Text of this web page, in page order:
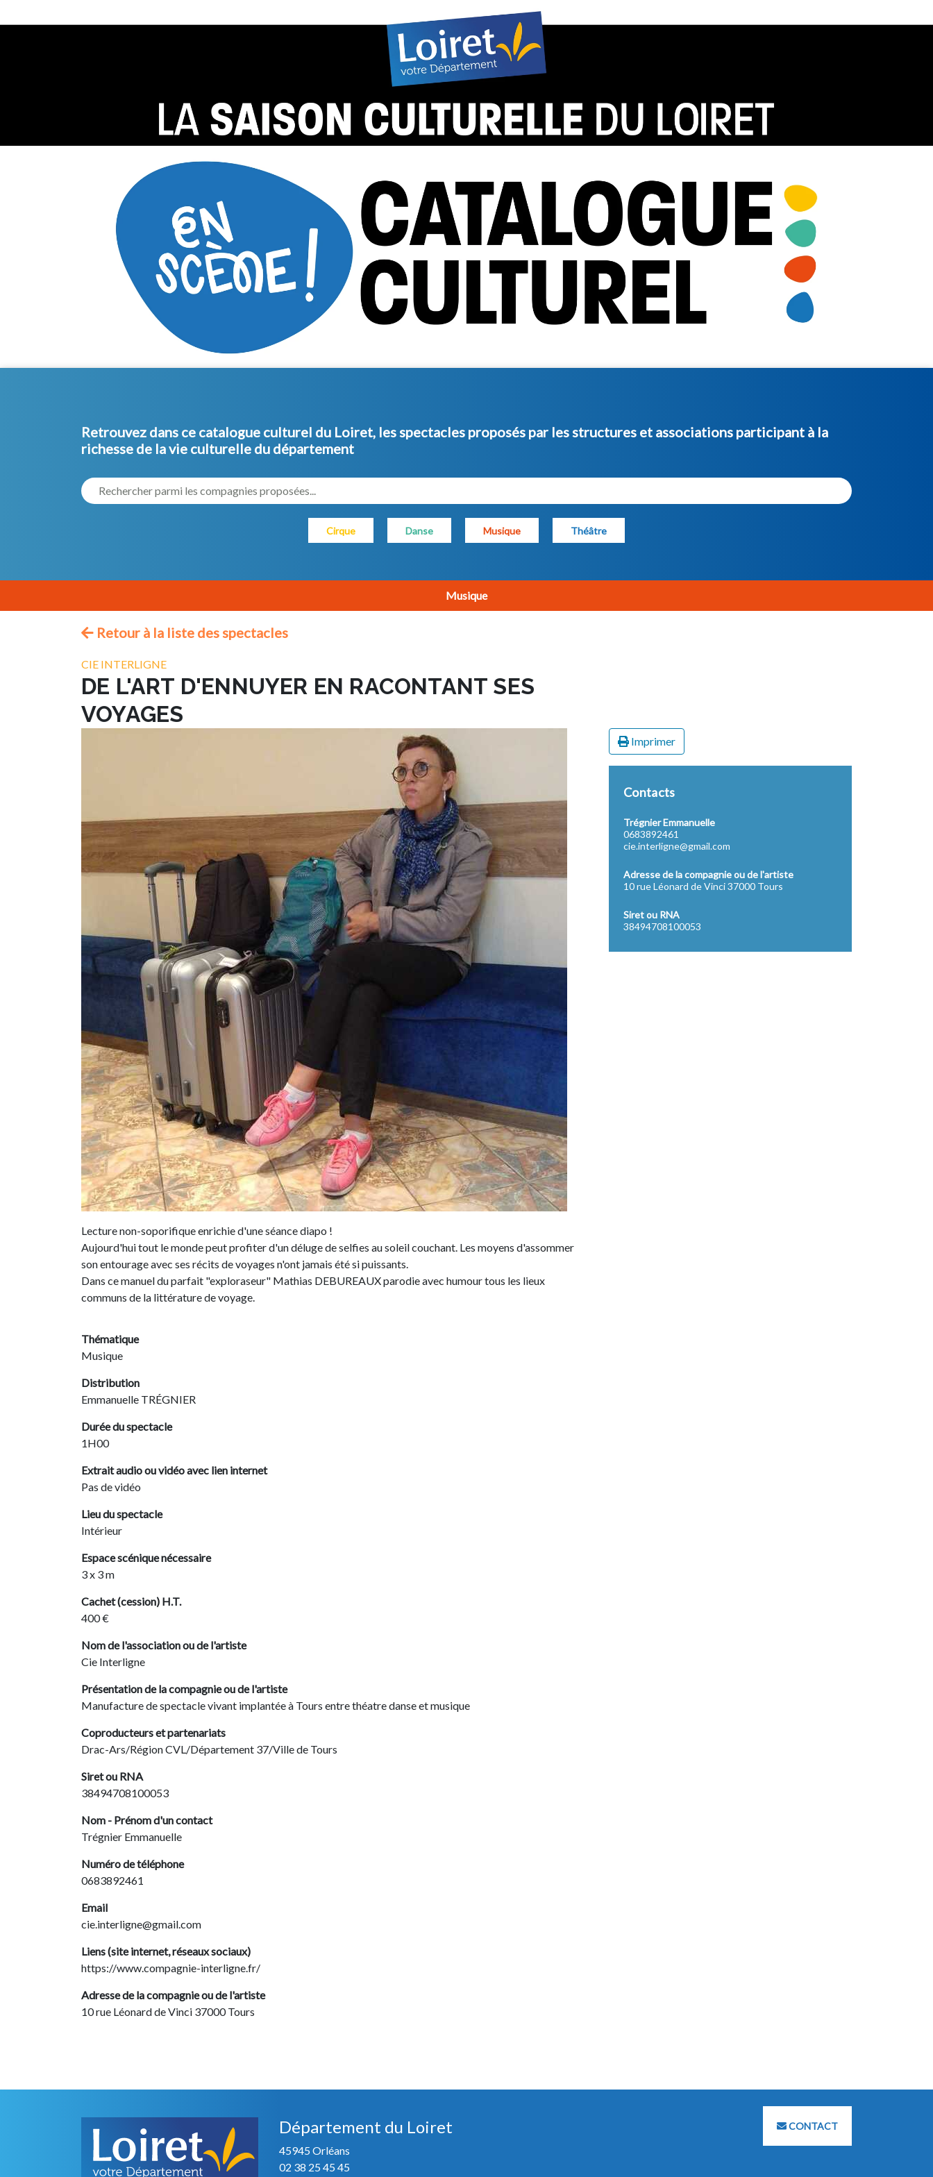
Retrouvez dans ce catalogue culturel du Loiret, les spectacles proposés par les structures et associations participant à la
richesse de la vie culturelle du département
Rechercher parmi les compagnies proposées...
Cirque Danse Musique Théâtre
Musique
Retour à la liste des spectacles
CIE INTERLIGNE
DE L'ART D'ENNUYER EN RACONTANT SES
VOYAGES
Imprimer
Contacts
Trégnier Emmanuelle
0683892461
cie.interligne@gmail.com
Adresse de la compagnie ou de l'artiste
10 rue Léonard de Vinci 37000 Tours
Siret ou RNA
38494708100053
Lecture non-soporifique enrichie d'une séance diapo !
Aujourd'hui tout le monde peut profiter d'un déluge de selfies au soleil couchant. Les moyens d'assommer
son entourage avec ses récits de voyages n'ont jamais été si puissants.
Dans ce manuel du parfait "exploraseur" Mathias DEBUREAUX parodie avec humour tous les lieux
communs de la littérature de voyage.
Thématique
Musique
Distribution
Emmanuelle TRÉGNIER
Durée du spectacle
1H00
Extrait audio ou vidéo avec lien internet
Pas de vidéo
Lieu du spectacle
Intérieur
Espace scénique nécessaire
3 x 3 m
Cachet (cession) H.T.
400 €
Nom de l'association ou de l'artiste
Cie Interligne
Présentation de la compagnie ou de l'artiste
Manufacture de spectacle vivant implantée à Tours entre théatre danse et musique
Coproducteurs et partenariats
Drac-Ars/Région CVL/Département 37/Ville de Tours
Siret ou RNA
38494708100053
Nom - Prénom d'un contact
Trégnier Emmanuelle
Numéro de téléphone
0683892461
Email
cie.interligne@gmail.com
Liens (site internet, réseaux sociaux)
https://www.compagnie-interligne.fr/
Adresse de la compagnie ou de l'artiste
10 rue Léonard de Vinci 37000 Tours
Département du Loiret
45945 Orléans
02 38 25 45 45
CONTACT